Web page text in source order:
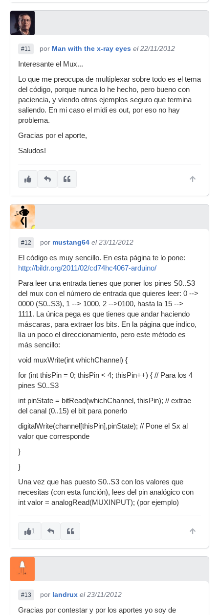
#11 por Man with the x-ray eyes el 22/11/2012
Interesante el Mux...
Lo que me preocupa de multiplexar sobre todo es el tema
del código, porque nunca lo he hecho, pero bueno con
paciencia, y viendo otros ejemplos seguro que termina
saliendo. En mi caso el midi es out, por eso no hay
problema.
Gracias por el aporte,
Saludos!
#12 por mustang64 el 23/11/2012
El código es muy sencillo. En esta página te lo pone:
http://bildr.org/2011/02/cd74hc4067-arduino/
Para leer una entrada tienes que poner los pines S0..S3
del mux con el número de entrada que quieres leer: 0 -->
0000 (S0..S3), 1 --> 1000, 2 -->0100, hasta la 15 -->
1111. La única pega es que tienes que andar haciendo
máscaras, para extraer los bits. En la página que indico,
lía un poco el direccionamiento, pero este método es
más sencillo:
void muxWrite(int whichChannel) {
for (int thisPin = 0; thisPin < 4; thisPin++) { // Para los 4
pines S0..S3
int pinState = bitRead(whichChannel, thisPin); // extrae
del canal (0..15) el bit para ponerlo
digitalWrite(channel[thisPin],pinState); // Pone el Sx al
valor que corresponde
}
}
Una vez que has puesto S0..S3 con los valores que
necesitas (con esta función), lees del pin analógico con
int valor = analogRead(MUXINPUT); (por ejemplo)
1
#13 por landrux el 23/11/2012
Gracias por contestar y por los aportes yo soy de